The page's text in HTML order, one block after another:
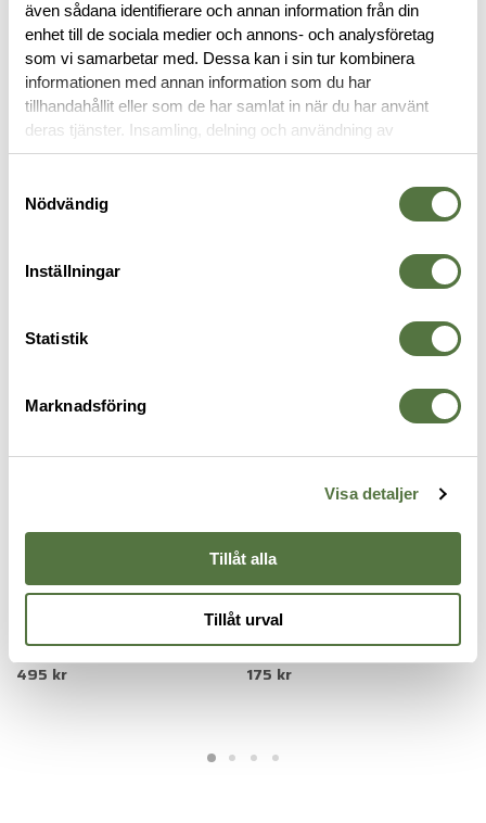
även sådana identifierare och annan information från din
enhet till de sociala medier och annons- och analysföretag
som vi samarbetar med. Dessa kan i sin tur kombinera
informationen med annan information som du har
tillhandahållit eller som de har samlat in när du har använt
deras tjänster. Insamling, delning och användning av
personuppgifter kan användas för personalisering av
Nödvändig
Inställningar
Statistik
Marknadsföring
Visa detaljer
Tillåt alla
Tillåt urval
BESKRIVNING
SPECIFIKATIONER
FICKOR & HÅLLARE
UCR IFAK Pouch Black
495 kr
TASMANIAN TIGER
Grenade Pouch Olive
175 kr